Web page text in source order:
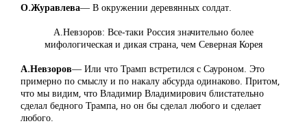
О.Журавлева― В окружении деревянных солдат.
А.Невзоров: Все-таки Россия значительно более
мифологическая и дикая страна, чем Северная Корея
А.Невзоров― Или что Трамп встретился с Сауроном. Это
примерно по смыслу и по накалу абсурда одинаково. Притом,
что мы видим, что Владимир Владимирович блистательно
сделал бедного Трампа, но он бы сделал любого и сделает
любого.